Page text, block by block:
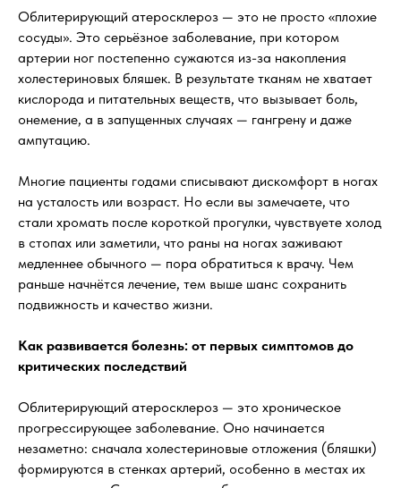
Облитерирующий атеросклероз — это не просто «плохие
сосуды». Это серьёзное заболевание, при котором
артерии ног постепенно сужаются из-за накопления
холестериновых бляшек. В результате тканям не хватает
кислорода и питательных веществ, что вызывает боль,
онемение, а в запущенных случаях — гангрену и даже
ампутацию.
Многие пациенты годами списывают дискомфорт в ногах
на усталость или возраст. Но если вы замечаете, что
стали хромать после короткой прогулки, чувствуете холод
в стопах или заметили, что раны на ногах заживают
медленнее обычного — пора обратиться к врачу. Чем
раньше начнётся лечение, тем выше шанс сохранить
подвижность и качество жизни.
Как развивается болезнь: от первых симптомов до
критических последствий
Облитерирующий атеросклероз — это хроническое
прогрессирующее заболевание. Оно начинается
незаметно: сначала холестериновые отложения (бляшки)
формируются в стенках артерий, особенно в местах их